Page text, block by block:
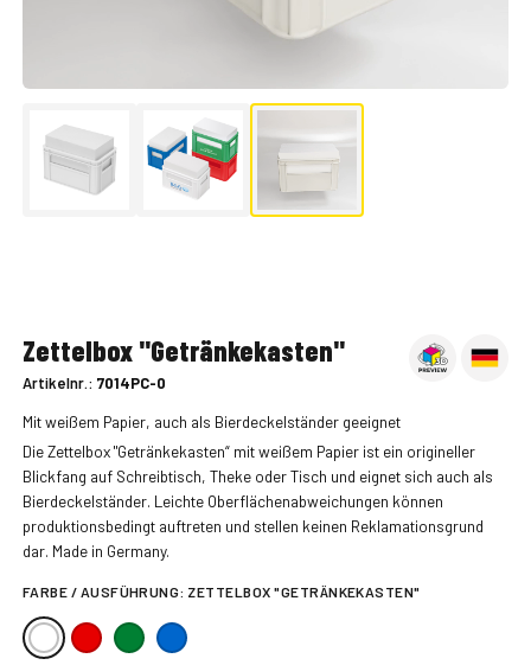
Zettelbox "Getränkekasten"
Artikelnr.: 7014PC-0
Mit weißem Papier, auch als Bierdeckelständer geeignet
Die Zettelbox "Getränkekasten“ mit weißem Papier ist ein origineller
Blickfang auf Schreibtisch, Theke oder Tisch und eignet sich auch als
Bierdeckelständer. Leichte Oberflächenabweichungen können
produktionsbedingt auftreten und stellen keinen Reklamationsgrund
dar. Made in Germany.
FARBE / AUSFÜHRUNG: ZETTELBOX "GETRÄNKEKASTEN"